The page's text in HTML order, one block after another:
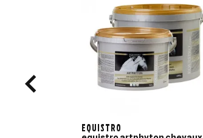
EQUISTRO